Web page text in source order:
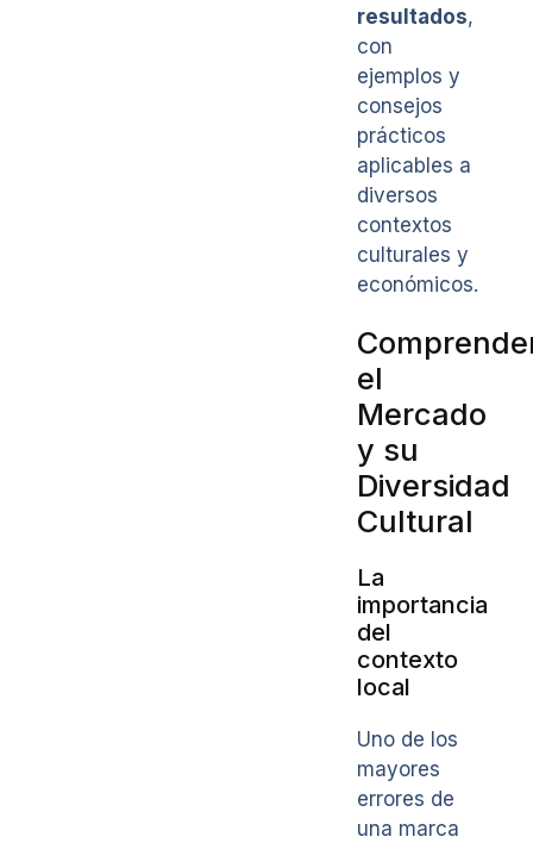
resultados,
con
ejemplos y
consejos
prácticos
aplicables a
diversos
contextos
culturales y
económicos.
el
Mercado
y su
Diversidad
Cultural
La
importancia
del
contexto
local
Uno de los
mayores
errores de
una marca